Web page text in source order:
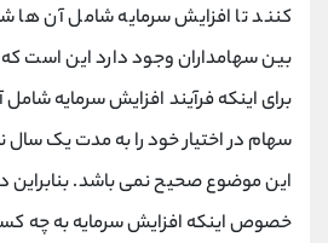
کنند تا افزایش سرمایه شامل آن ها
بین سهامداران وجود دارد این است
برای اینکه فرآیند افزایش سرمایه
سهام در اختیار خود را به مدت یک سال
این موضوع صحیح نمی باشد. بنابراین
خصوص اینکه افزایش سرمایه به چه